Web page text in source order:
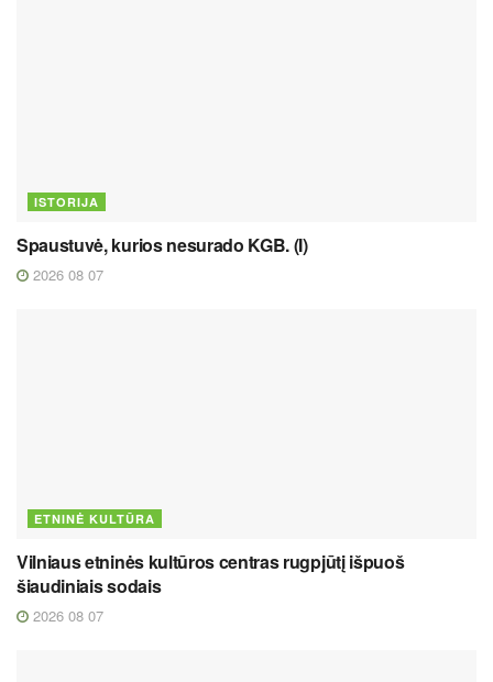
ISTORIJA
Spaustuvė, kurios nesurado KGB. (I)
2026 08 07
ETNINĖ KULTŪRA
Vilniaus etninės kultūros centras rugpjūtį išpuoš
šiaudiniais sodais
2026 08 07